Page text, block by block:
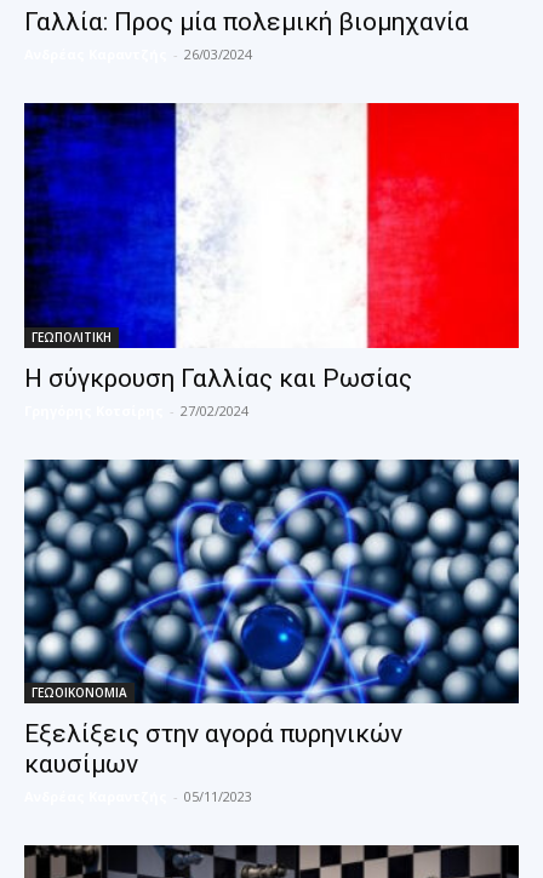
Γαλλία: Προς μία πολεμική βιομηχανία
- 26/03/2024
ΓΕΩΠΟΛΙΤΙΚΗ
Η σύγκρουση Γαλλίας και Ρωσίας
- 27/02/2024
ΓΕΩΟΙΚΟΝΟΜΙΑ
Εξελίξεις στην αγορά πυρηνικών
καυσίμων
- 05/11/2023